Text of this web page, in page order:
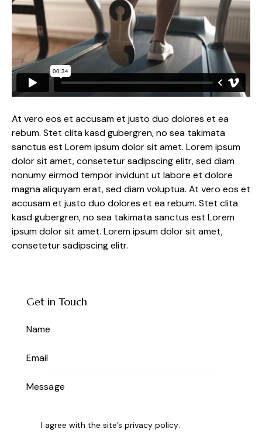
At vero eos et accusam et justo duo dolores et ea
rebum. Stet clita kasd gubergren, no sea takimata
sanctus est Lorem ipsum dolor sit amet. Lorem ipsum
dolor sit amet, consetetur sadipscing elitr, sed diam
nonumy eirmod tempor invidunt ut labore et dolore
magna aliquyam erat, sed diam voluptua. At vero eos et
accusam et justo duo dolores et ea rebum. Stet clita
kasd gubergren, no sea takimata sanctus est Lorem
ipsum dolor sit amet. Lorem ipsum dolor sit amet,
consetetur sadipscing elitr.
Get in Touch
I agree with the site’sprivacy policy